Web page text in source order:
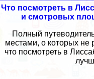
Что посмотреть в
и смотровых
Полный
местами, о которых не
что посмотреть в